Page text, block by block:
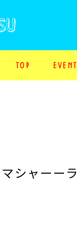
TO P EVE NT
シャーーラ